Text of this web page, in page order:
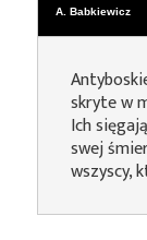
A. Babkiewicz
skryte w
Ich
swej
wszyscy,